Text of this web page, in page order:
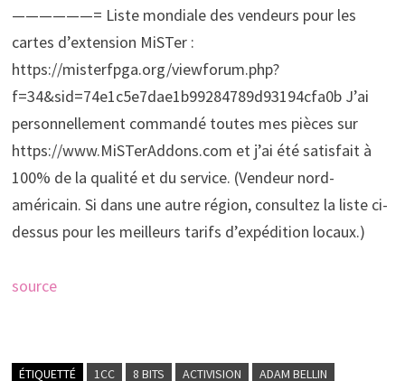
——————= Liste mondiale des vendeurs pour les
cartes d’extension MiSTer :
https://misterfpga.org/viewforum.php?
f=34&sid=74e1c5e7dae1b99284789d93194cfa0b J’ai
personnellement commandé toutes mes pièces sur
https://www.MiSTerAddons.com et j’ai été satisfait à
100% de la qualité et du service. (Vendeur nord-
américain. Si dans une autre région, consultez la liste ci-
dessus pour les meilleurs tarifs d’expédition locaux.)
source
ÉTIQUETTÉ 1CC 8 BITS ACTIVISION
ADAM BELLIN